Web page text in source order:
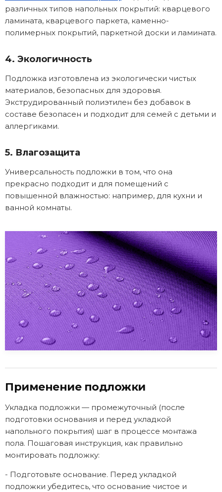
различных типов напольных покрытий: кварцевого
ламината, кварцевого паркета, каменно-
полимерных покрытий, паркетной доски и ламината.
4. Экологичность
Подложка изготовлена из экологически чистых
материалов, безопасных для здоровья.
Экструдированный полиэтилен без добавок в
составе безопасен и подходит для семей с детьми и
аллергиками.
5. Влагозащита
Универсальность подложки в том, что она
прекрасно подходит и для помещений с
повышенной влажностью: например, для кухни и
ванной комнаты.
Применение подложки
Укладка подложки — промежуточный (после
подготовки основания и перед укладкой
напольного покрытия) шаг в процессе монтажа
пола. Пошаговая инструкция, как правильно
монтировать подложку:
- Подготовьте основание. Перед укладкой
подложки убедитесь, что основание чистое и